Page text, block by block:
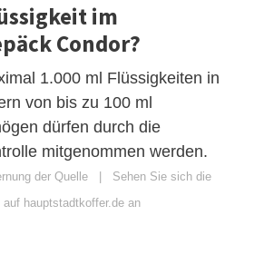
im
Condor?
1.000 ml Flüssigkeiten in
von bis zu 100 ml
dürfen durch die
mitgenommen werden.
der Quelle | Sehen Sie sich die
hauptstadtkoffer.de an